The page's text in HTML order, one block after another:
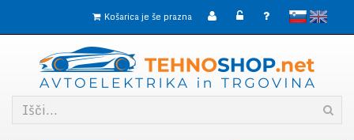
slovenskoEnglish
Košarica je še prazna